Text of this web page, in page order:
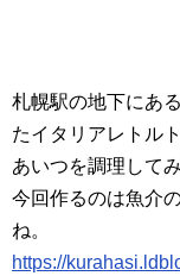
札幌駅の地下にあ
たイタリアレトル
あいつを調理して
今回作るのは魚介
ね。
https://